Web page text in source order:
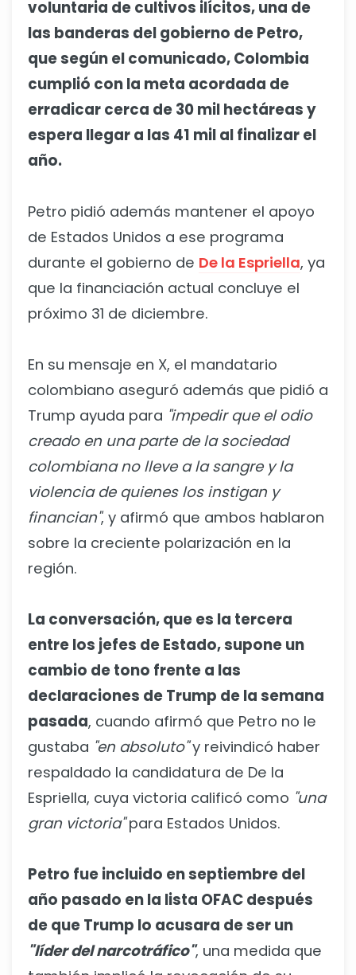
voluntaria de cultivos ilícitos, una de
las banderas del gobierno de Petro,
que según el comunicado, Colombia
cumplió con la meta acordada de
erradicar cerca de 30 mil hectáreas y
espera llegar a las 41 mil al finalizar el
año.
Petro pidió además mantener el apoyo
de Estados Unidos a ese programa
durante el gobierno de De la Espriella, ya
que la financiación actual concluye el
próximo 31 de diciembre.
En su mensaje en X, el mandatario
colombiano aseguró además que pidió a
Trump ayuda para "impedir que el odio
creado en una parte de la sociedad
colombiana no lleve a la sangre y la
violencia de quienes los instigan y
financian", y afirmó que ambos hablaron
sobre la creciente polarización en la
región.
La conversación, que es la tercera
entre los jefes de Estado, supone un
cambio de tono frente a las
declaraciones de Trump de la semana
pasada, cuando afirmó que Petro no le
gustaba "en absoluto"y reivindicó haber
respaldado la candidatura de De la
Espriella, cuya victoria calificó como "una
gran victoria"para Estados Unidos.
Petro fue incluido en septiembre del
año pasado en la lista OFAC después
de que Trump lo acusara de ser un
"líder del narcotráfico", una medida que